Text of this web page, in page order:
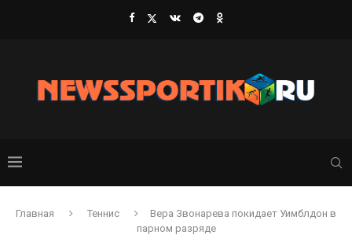
Главная Теннис
Вера Звонарева покидает Уимблдон в
парном разряде